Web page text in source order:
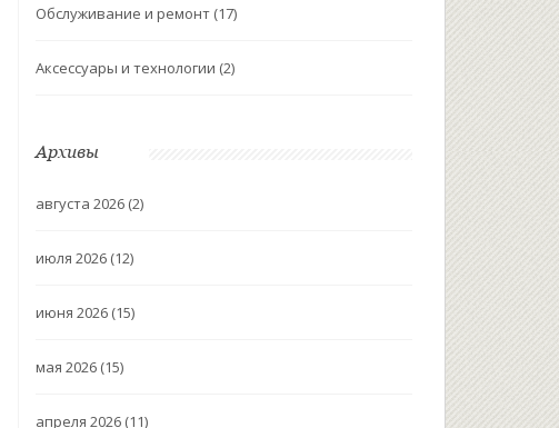
Обслуживание и ремонт (17)
Аксессуары и технологии (2)
Архивы
августа 2026 (2)
июля 2026 (12)
июня 2026 (15)
мая 2026 (15)
апреля 2026 (11)